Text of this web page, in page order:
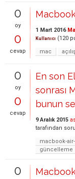
0
oy
0
cevap
1 Mart 2016
Kullanıcı (120
mac
0
oy
0
cevap
En son
sonrası
bunun
9 Aralık 2015
tarafından
macbook-
güncelleme
0